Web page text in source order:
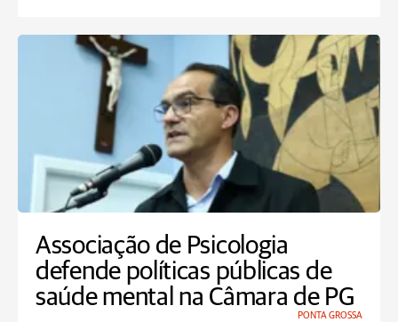
Associação de Psicologia
defende políticas públicas de
saúde mental na Câmara de PG
PONTA GROSSA